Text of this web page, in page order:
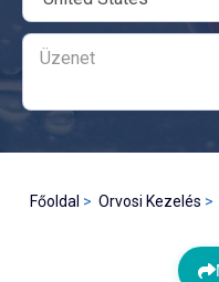
Főoldal Orvosi Kezelés